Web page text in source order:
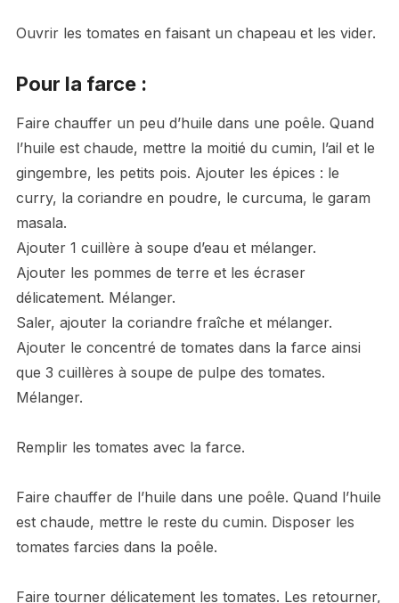
Ouvrir les tomates en faisant un chapeau et les vider.
Pour la farce :
Faire chauffer un peu d’huile dans une poêle. Quand
l’huile est chaude, mettre la moitié du cumin, l’ail et le
gingembre, les petits pois. Ajouter les épices : le
curry, la coriandre en poudre, le curcuma, le garam
masala.
Ajouter 1 cuillère à soupe d’eau et mélanger.
Ajouter les pommes de terre et les écraser
délicatement. Mélanger.
Saler, ajouter la coriandre fraîche et mélanger.
Ajouter le concentré de tomates dans la farce ainsi
que 3 cuillères à soupe de pulpe des tomates.
Mélanger.
Remplir les tomates avec la farce.
Faire chauffer de l’huile dans une poêle. Quand l’huile
est chaude, mettre le reste du cumin. Disposer les
tomates farcies dans la poêle.
Faire tourner délicatement les tomates. Les retourner,